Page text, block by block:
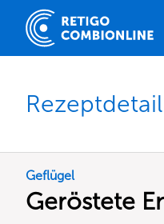
Rezeptdetail
Geflügel
Geröstete